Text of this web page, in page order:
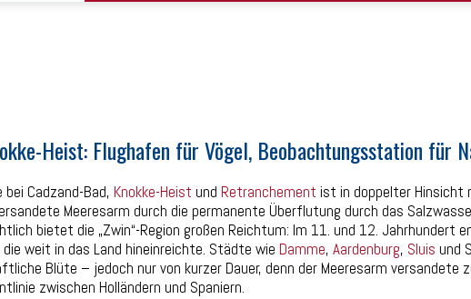
Heist: Flughafen für Vögel, Beobachtungsstation für
Cadzand-Bad, Knokke-Heist und Retranchement ist in doppelter Hinsicht
Meeresarm durch die permanente Überflutung durch das
bietet die „Zwin“-Region großen Reichtum: Im 11. und 12. Jahrhundert
weit in das Land hineinreichte. Städte wie Damme, Aardenburg, Sluis und
Blüte – jedoch nur von kurzer Dauer, denn der Meeresarm versandete
zwischen Holländern und Spaniern.